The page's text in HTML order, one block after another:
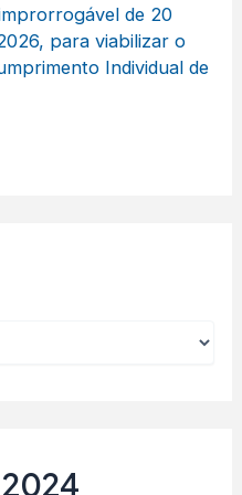
de 20
para viabilizar o
Individual de